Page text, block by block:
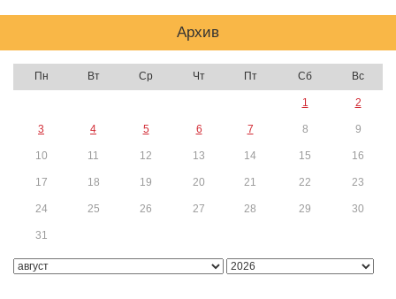
Архив
Пн Вт Ср Чт Пт Сб Вс
1 2
3 4 5 6 7 8 9
10 11 12 13 14 15 16
17 18 19 20 21 22 23
24 25 26 27 28 29 30
31